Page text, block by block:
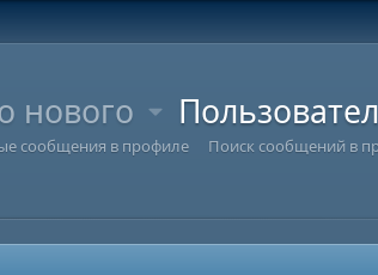
нового
сообщения в профиле Поиск сообщений в